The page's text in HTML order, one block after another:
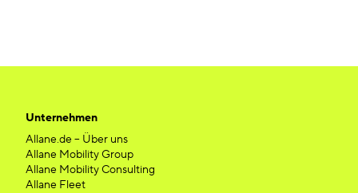
Unternehmen
Allane.de – Über uns
Allane Mobility Group
Allane Mobility Consulting
Allane Fleet